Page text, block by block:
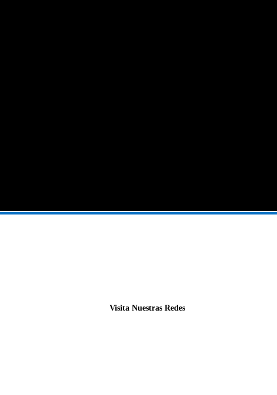
Visita Nuestras Redes